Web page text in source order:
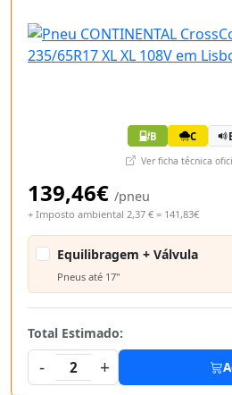
B C
Ver ficha técnica
139,46€ /pneu
+ Imposto ambiental 2,37 € = 141,83€
Equilibragem + Válvula
Pneus até 17"
Total Estimado:
-
2 +